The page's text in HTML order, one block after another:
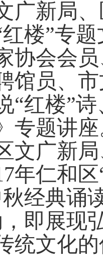
广新局
楼”专
协会会
馆员、
“红楼”
专题讲
文广新
年仁和
经典诵
即展现
统文化